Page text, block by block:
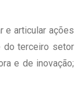
e articular ações
do terceiro setor
e de inovação;